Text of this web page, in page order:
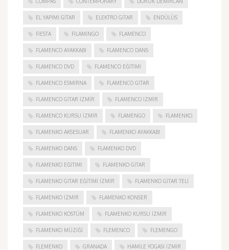
EL YAPIMI GITAR ELEKTRO GITAR ENDÜLÜS
FIESTA FILAMINGO FLAMENCO
FLAMENCO AYAKKABI FLAMENCO DANS
FLAMENCO DVD FLAMENCO EĞITIMI
FLAMENCO ESMIRNA FLAMENCO GITAR
FLAMENCO GITAR İZMIR FLAMENCO IZMIR
FLAMENCO KURSU İZMIR FLAMENGO FLAMENKO
FLAMENKO AKSESUAR FLAMENKO AYAKKABI
FLAMENKO DANS FLAMENKO DVD
FLAMENKO EĞITIMI FLAMENKO GITAR
FLAMENKO GITAR EĞITIMI İZMIR FLAMENKO GITAR TELI
FLAMENKO IZMIR FLAMENKO KONSER
FLAMENKO KOSTÜM FLAMENKO KURSU İZMIR
FLAMENKO MÜZIĞI FLEMENCO FLEMENGO
FLEMENKO GRANADA HAMILE YOGASI İZMIR